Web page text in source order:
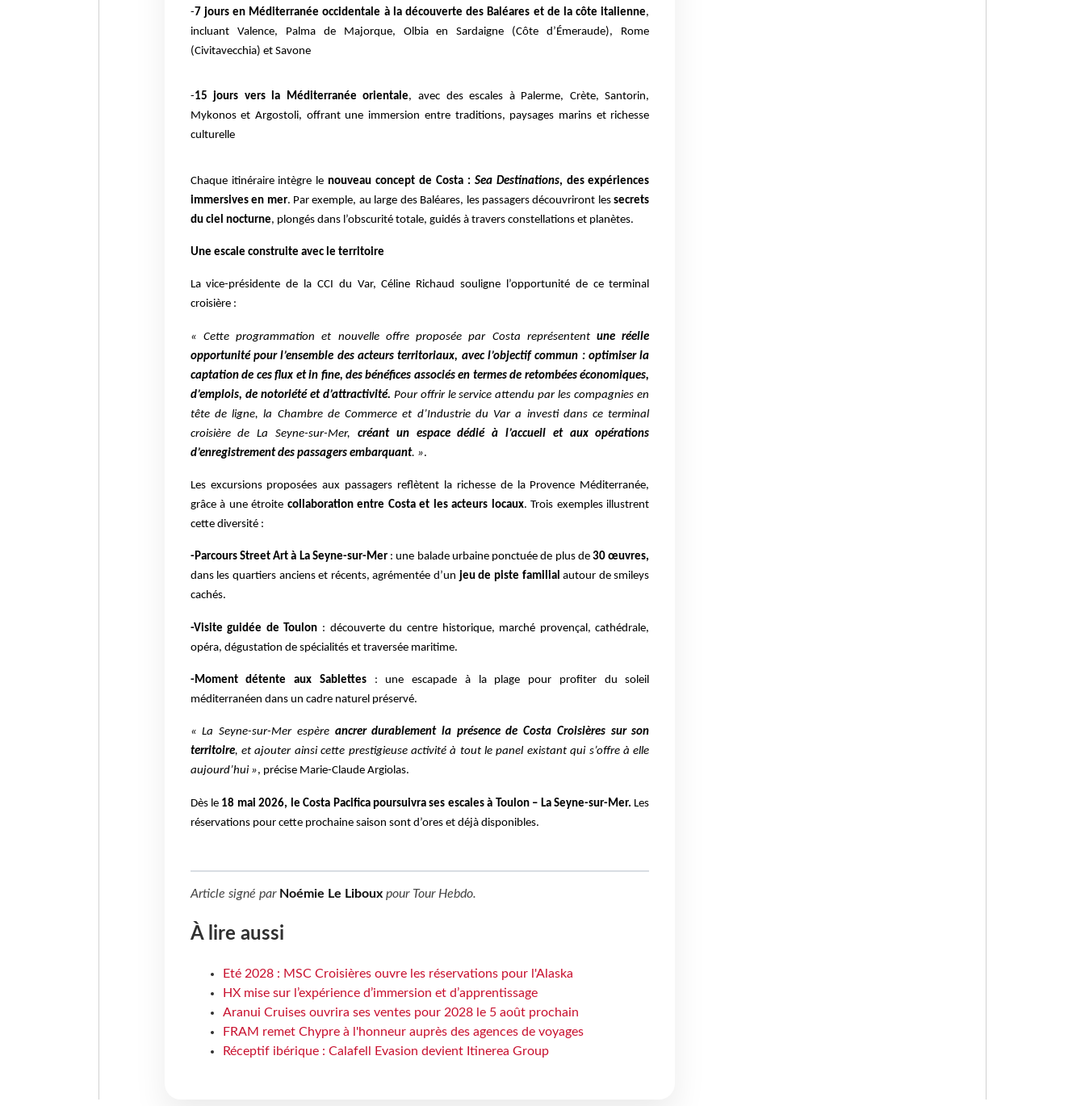
-7 jours en Méditerranée occidentale à la découverte des Baléares et de la côte italienne,
incluant Valence, Palma de Majorque, Olbia en Sardaigne (Côte d’Émeraude), Rome
(Civitavecchia) et Savone
-15 jours vers la Méditerranée orientale, avec des escales à Palerme, Crète, Santorin,
Mykonos et Argostoli, offrant une immersion entre traditions, paysages marins et richesse
culturelle
Chaque itinéraire intègre lenouveau concept de Costa : Sea Destinations, des expériences
immersives en mer. Par exemple, au large des Baléares, les passagers découvriront lessecrets
du ciel nocturne, plongés dans l’obscurité totale, guidés à travers constellations et planètes.
Une escale construite avec le territoire
La vice-présidente de la CCI du Var, Céline Richaud souligne l’opportunité de ce terminal
croisière :
« Cette programmation et nouvelle offre proposée par Costa représententune réelle
opportunité pour l’ensemble des acteurs territoriaux, avec l’objectif commun : optimiser la
captation de ces flux et in fine, des bénéfices associés en termes de retombées économiques,
d’emplois, de notoriété et d’attractivité. Pour offrir le service attendu par les compagnies en
tête de ligne, la Chambre de Commerce et d’Industrie du Var a investi dans ce terminal
croisière de La Seyne-sur-Mer, créant un espace dédié à l’accueil et aux opérations
d’enregistrement des passagers embarquant. ».
Les excursions proposées aux passagers reflètent la richesse de la Provence Méditerranée,
grâce à une étroite collaboration entre Costa et les acteurs locaux. Trois exemples illustrent
cette diversité :
-Parcours Street Art à La Seyne-sur-Mer: une balade urbaine ponctuée de plus de30 œuvres,
dans les quartiers anciens et récents, agrémentée d’un jeu de piste familial autour de smileys
cachés.
-Visite guidée de Toulon : découverte du centre historique, marché provençal, cathédrale,
opéra, dégustation de spécialités et traversée maritime.
-Moment détente aux Sablettes: une escapade à la plage pour profiter du soleil
méditerranéen dans un cadre naturel préservé.
« La Seyne-sur-Mer espère ancrer durablement la présence de Costa Croisières sur son
territoire, et ajouter ainsi cette prestigieuse activité à tout le panel existant qui s’offre à elle
aujourd’hui », précise Marie-Claude Argiolas.
Dès le 18 mai 2026, le Costa Pacifica poursuivra ses escales à Toulon – La Seyne-sur-Mer. Les
réservations pour cette prochaine saison sont d’ores et déjà disponibles.
Article signé par Noémie Le Libouxpour Tour Hebdo.
À lire aussi
Eté 2028 : MSC Croisières ouvre les réservations pour l'Alaska
HX mise sur l’expérience d’immersion et d’apprentissage
Aranui Cruises ouvrira ses ventes pour 2028 le 5 août prochain
FRAM remet Chypre à l'honneur auprès des agences de voyages
Réceptif ibérique : Calafell Evasion devient Itinerea Group